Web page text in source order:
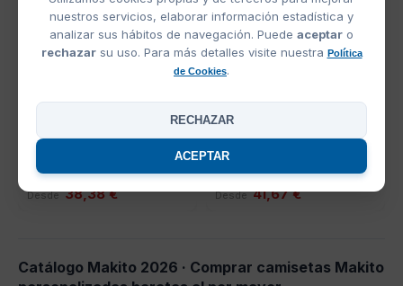
nuestros servicios, elaborar información estadística y
analizar sus hábitos de navegación. Puede aceptar o
rechazarsu uso. Para más detalles visite nuestra Política
de Cookies.
RECHAZAR
ACEPTAR
Trolley Zoidel Makito
Desde38,38 €
Ref: M22009
Maleta Trolley Pletux
Makito
Desde41,67 €
Catálogo Makito 2026 · Comprar camisetas Makito